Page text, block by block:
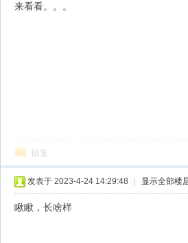
来看看。。。
回复
发表于 2023-4-24 14:29:48 显示全部楼
瞅瞅，长啥样